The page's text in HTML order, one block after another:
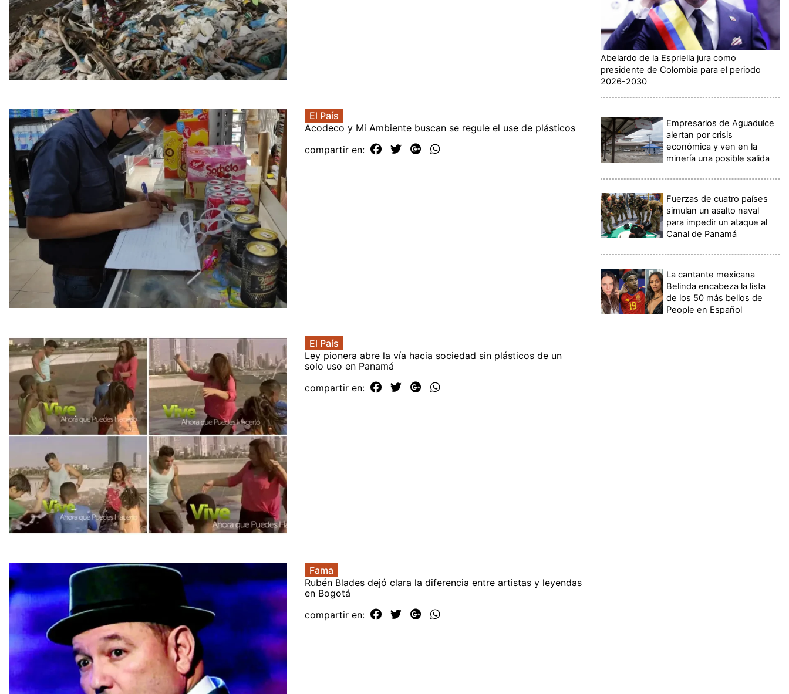
El País
Acodeco y Mi Ambiente buscan se regule el use de plásticos
compartir en:
El País
Ley pionera abre la vía hacia sociedad sin plásticos de un
solo uso en Panamá
compartir en:
Fama
Rubén Blades dejó clara la diferencia entre artistas y leyendas
en Bogotá
compartir en:
Abelardo de la Espriella jura como
presidente de Colombia para el periodo
2026-2030
Empresarios de Aguadulce
alertan por crisis
económica y ven en la
minería una posible salida
Fuerzas de cuatro países
simulan un asalto naval
para impedir un ataque al
Canal de Panamá
La cantante mexicana
Belinda encabeza la lista
de los 50 más bellos de
People en Español